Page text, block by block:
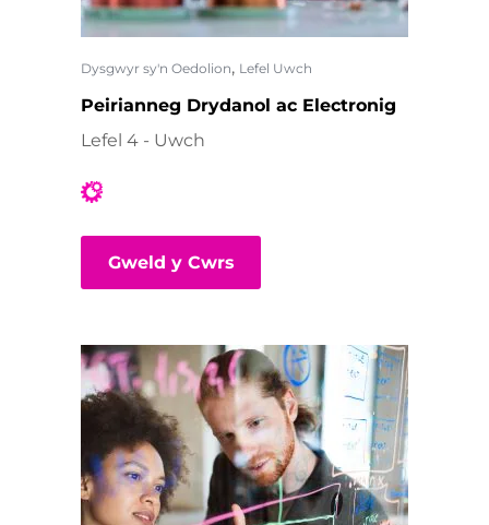
Dysgwyr sy'n Oedolion, Lefel Uwch
Peirianneg Drydanol ac Electronig
Lefel 4 - Uwch
Gweld y Cwrs